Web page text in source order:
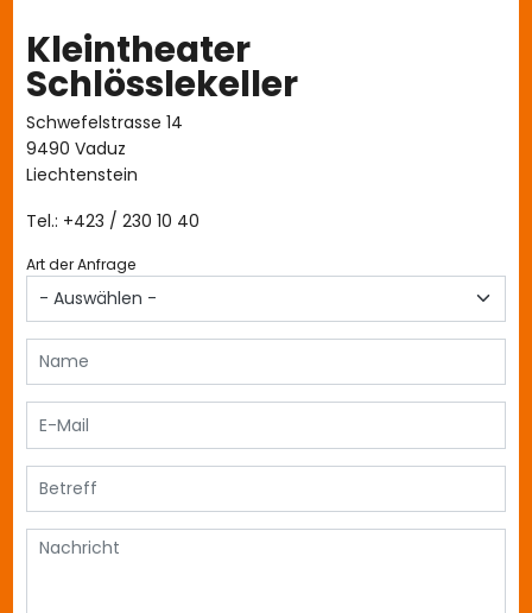
Kleintheater
Schlösslekeller
Schwefelstrasse 14
9490 Vaduz
Liechtenstein
Tel.: +423 / 230 10 40
Art der Anfrage
Nachricht